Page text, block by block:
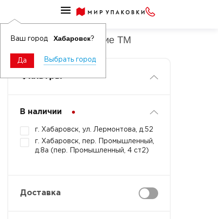
Ваш город Хабаровск?
Да Выбрать город
СЫРЬЕ И КОМПЛЕКТУЮЩИЕ ДЛЯ ПРОИЗВОДСТВА
Комплектующие другие ТМ
Фильтры
В наличии
г. Хабаровск, ул. Лермонтова, д.52
г. Хабаровск, пер. Промышленный,
д.8а (пер. Промышленный, 4 ст2)
Доставка